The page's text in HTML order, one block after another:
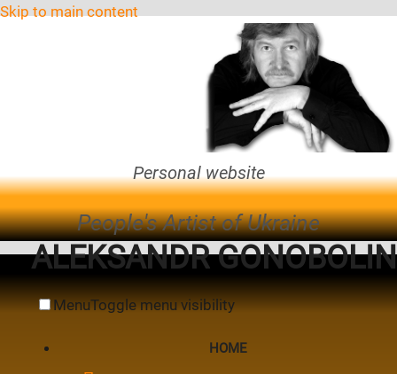
Skip to main content
Personal website
People's Artist of Ukraine
ALEKSANDR GONOBOLIN
MenuToggle menu visibility
HOME